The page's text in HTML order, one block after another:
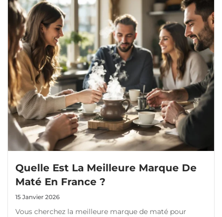
Quelle Est La Meilleure Marque De
Maté En France ?
15 Janvier 2026
Vous cherchez la meilleure marque de maté pour